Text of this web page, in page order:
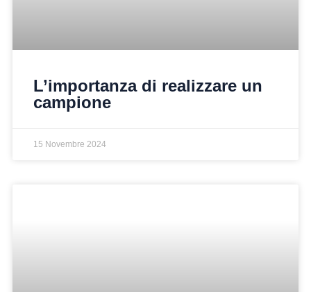
L’importanza di realizzare un
campione
15 Novembre 2024